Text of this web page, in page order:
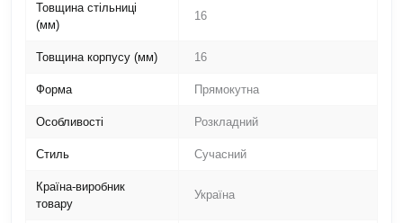
Товщина стільниці
(мм)
16
Товщина корпусу (мм) 16
Форма Прямокутна
Особливості Розкладний
Стиль Сучасний
Країна-виробник
товару
Україна